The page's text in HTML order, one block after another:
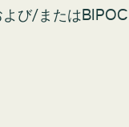
び/または